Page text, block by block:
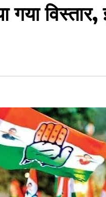
विस्तार,